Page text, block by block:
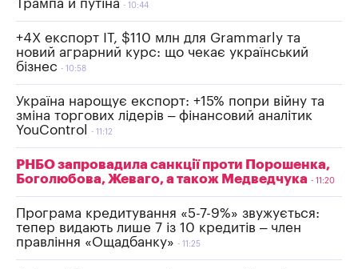
Трампа й путіна
10:44
+4Х експорт IT, $110 млн для Grammarly та
новий аграрний курс: що чекає український
бізнес
10:58
Україна нарощує експорт: +15% попри війну та
зміна торгових лідерів – фінансовий аналітик
YouControl
11:12
РНБО запровадила санкції проти Порошенка,
Боголюбова, Жеваго, а також Медведчука
11:20
Програма кредитування «5-7-9%» звужується:
тепер видають лише 7 із 10 кредитів – член
правління «Ощадбанку»
11:25